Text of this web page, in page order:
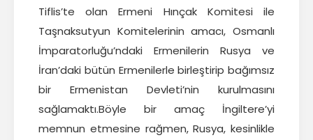
Tiflis’te olan Ermeni Hınçak Komitesi ile
Taşnaksutyun Komitelerinin amacı, Osmanlı
İmparatorluğu’ndaki Ermenilerin Rusya ve
İran’daki bütün Ermenilerle birleştirip bağımsız
bir Ermenistan Devleti’nin kurulmasını
sağlamaktı.Böyle bir amaç İngiltere’yi
memnun etmesine rağmen, Rusya, kesinlikle